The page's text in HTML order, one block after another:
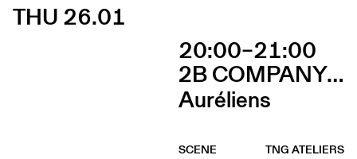
THU 26.01
20:00–21:00
2B COMPANY - FRANÇOIS GREMAUD
Auréliens
TNG ATELIERS
SCENE